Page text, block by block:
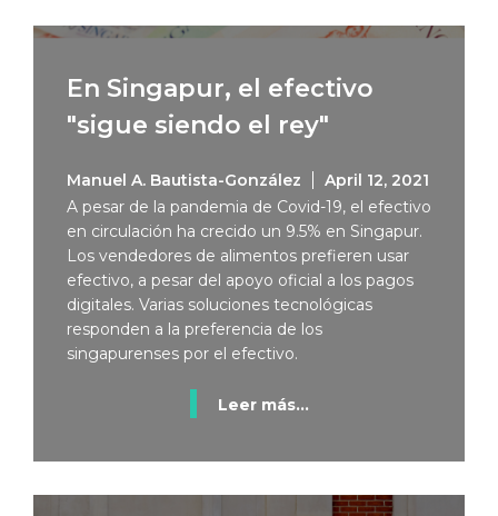
En Singapur, el efectivo
"sigue siendo el rey"
Manuel A. Bautista-González
April 12, 2021
A pesar de la pandemia de Covid-19, el efectivo
en circulación ha crecido un 9.5% en Singapur.
Los vendedores de alimentos prefieren usar
efectivo, a pesar del apoyo oficial a los pagos
digitales. Varias soluciones tecnológicas
responden a la preferencia de los
singapurenses por el efectivo.
Leer más...